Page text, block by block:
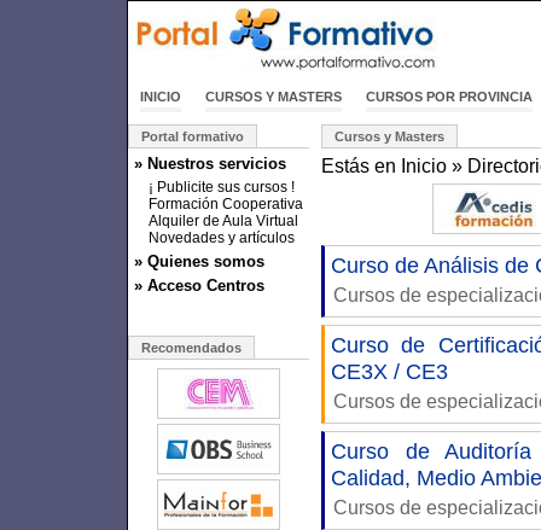
INICIO CURSOS Y MASTERS CURSOS POR PROVINCIA
Portal formativo
» Nuestros servicios
¡ Publicite sus cursos !
Formación Cooperativa
Alquiler de Aula Virtual
Novedades y artículos
» Quienes somos
» Acceso Centros
Recomendados
Cursos y Masters
Estás en Inicio »
Curso de Análisis de
Cursos de
Curso de
CE3X / CE3
Cursos de
Curso de
Calidad, Medio
Cursos de